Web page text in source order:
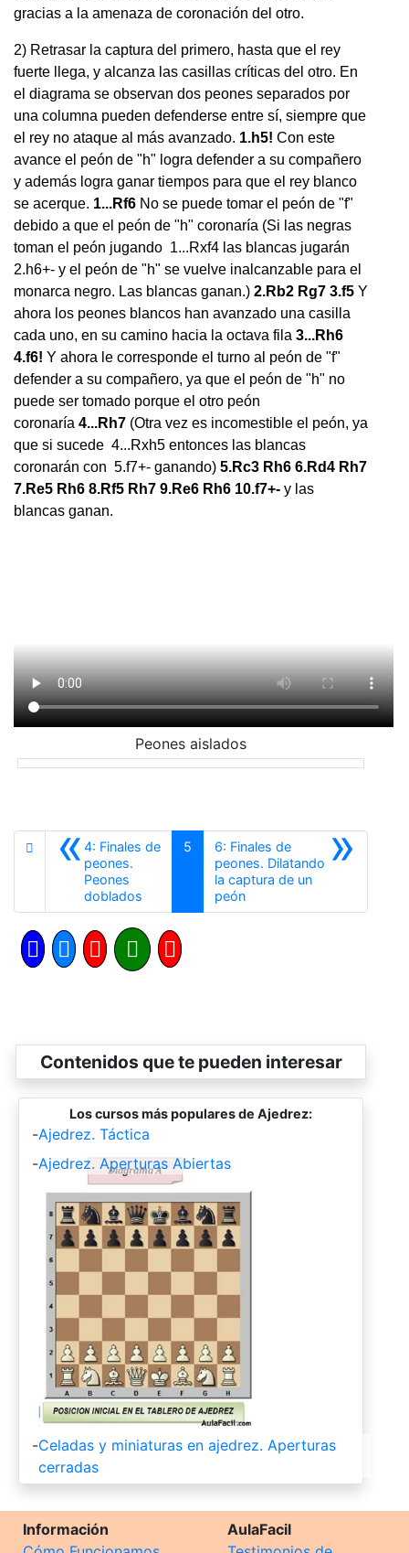
gracias a la amenaza de coronación del otro.
2) Retrasar la captura del primero, hasta que el rey
fuerte llega, y alcanza las casillas críticas del otro. En
el diagrama se observan dos peones separados por
una columna pueden defenderse entre sí, siempre que
el rey no ataque al más avanzado. 1.h5! Con este
avance el peón de "h" logra defender a su compañero
y además logra ganar tiempos para que el rey blanco
se acerque. 1...Rf6 No se puede tomar el peón de "f"
debido a que el peón de "h" coronaría (Si las negras
toman el peón jugando 1...Rxf4 las blancas jugarán
2.h6+- y el peón de "h" se vuelve inalcanzable para el
monarca negro. Las blancas ganan.) 2.Rb2 Rg7 3.f5 Y
ahora los peones blancos han avanzado una casilla
cada uno, en su camino hacia la octava fila 3...Rh6
4.f6! Y ahora le corresponde el turno al peón de "f"
defender a su compañero, ya que el peón de "h" no
puede ser tomado porque el otro peón
coronaría 4...Rh7 (Otra vez es incomestible el peón, ya
que si sucede 4...Rxh5 entonces las blancas
coronarán con 5.f7+- ganando) 5.Rc3 Rh6 6.Rd4 Rh7
7.Re5 Rh6 8.Rf5 Rh7 9.Re6 Rh6 10.f7+- y las
blancas ganan.
Peones aislados
«4: Finales de
peones.
Peones
doblados
5 »
6: Finales de
peones. Dilatando
la captura de un
peónSiguiente
Contenidos que te pueden interesar
Los cursos más populares de Ajedrez:
-Ajedrez. Táctica
-Ajedrez. Aperturas Abiertas
-Celadas y miniaturas en ajedrez. Aperturas
cerradas
Información
AulaFacil